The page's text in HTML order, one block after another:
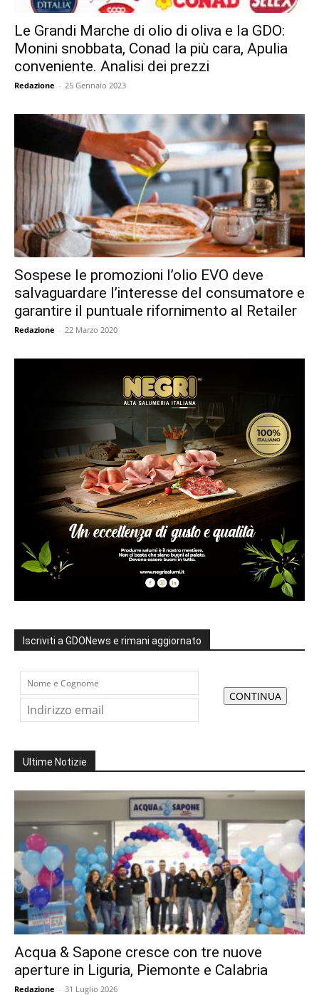
Le Grandi Marche di olio di oliva e la GDO:
Monini snobbata, Conad la più cara, Apulia
conveniente. Analisi dei prezzi
Redazione - 25 Gennaio 2023
Sospese le promozioni l’olio EVO deve
salvaguardare l’interesse del consumatore e
garantire il puntuale rifornimento al Retailer
Redazione - 22 Marzo 2020
Iscriviti a GDONews e rimani aggiornato
Ultime Notizie
Acqua & Sapone cresce con tre nuove
aperture in Liguria, Piemonte e Calabria
Redazione - 31 Luglio 2026